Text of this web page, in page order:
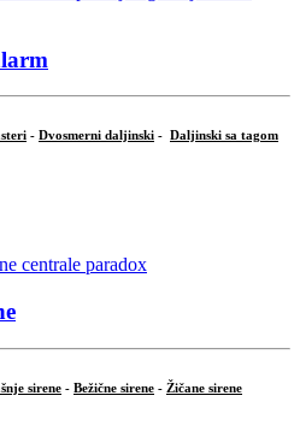
- Dvosmerni daljinski - Daljinski sa tagom
sirene - Bežične sirene - Žičane sirene